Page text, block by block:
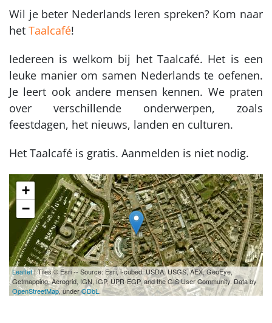
Wil je beter Nederlands leren spreken? Kom naar
het Taalcafé!
Iedereen is welkom bij het Taalcafé. Het is een
leuke manier om samen Nederlands te oefenen.
Je leert ook andere mensen kennen. We praten
over verschillende onderwerpen, zoals
feestdagen, het nieuws, landen en culturen.
Het Taalcafé is gratis. Aanmelden is niet nodig.
+
−
Leaflet| Tiles © Esri -- Source: Esri, i-cubed, USDA, USGS, AEX, GeoEye,
Getmapping, Aerogrid, IGN, IGP, UPR-EGP, and the GIS User Community. Data by
OpenStreetMap, underODbL.